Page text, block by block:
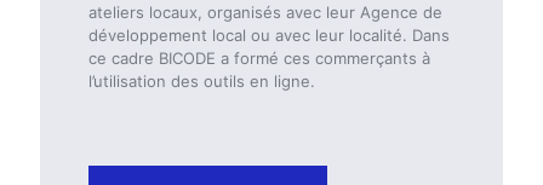
ateliers locaux, organisés avec leur Agence de
développement local ou avec leur localité. Dans
ce cadre BICODE a formé ces commerçants à
l’utilisation des outils en ligne.